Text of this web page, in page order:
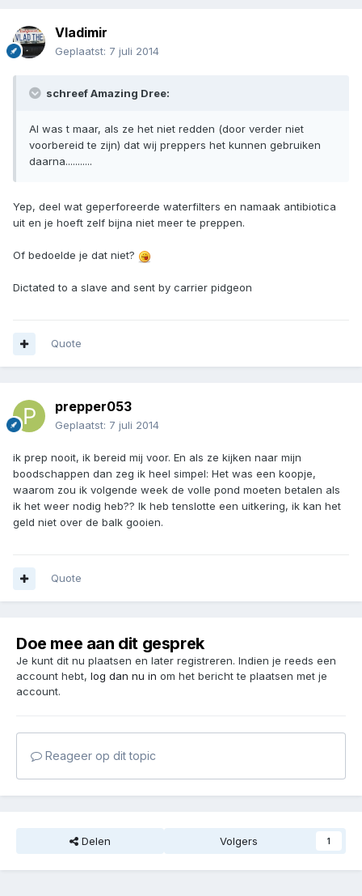
Vladimir
Geplaatst: 7 juli 2014
schreef Amazing Dree:
Al was t maar, als ze het niet redden (door verder niet
voorbereid te zijn) dat wij preppers het kunnen gebruiken
daarna...........
Yep, deel wat geperforeerde waterfilters en namaak antibiotica
uit en je hoeft zelf bijna niet meer te preppen.
Of bedoelde je dat niet?
Dictated to a slave and sent by carrier pidgeon
Quote
prepper053
Geplaatst: 7 juli 2014
ik prep nooit, ik bereid mij voor. En als ze kijken naar mijn
boodschappen dan zeg ik heel simpel: Het was een koopje,
waarom zou ik volgende week de volle pond moeten betalen als
ik het weer nodig heb?? Ik heb tenslotte een uitkering, ik kan het
geld niet over de balk gooien.
Quote
Doe mee aan dit gesprek
Je kunt dit nu plaatsen en later registreren. Indien je reeds een
account hebt, log dan nu in om het bericht te plaatsen met je
account.
Reageer op dit topic
Delen Volgers 1